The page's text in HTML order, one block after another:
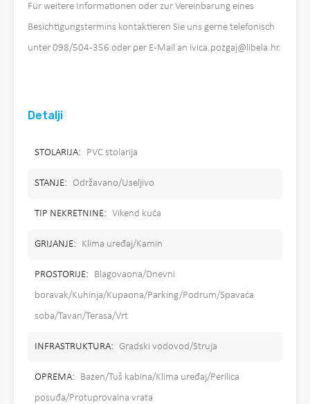
Für weitere Informationen oder zur Vereinbarung eines
Besichtigungstermins kontaktieren Sie uns gerne telefonisch
unter 098/504-356 oder per E-Mail an ivica.pozgaj@libela.hr.
Detalji
STOLARIJA: PVC stolarija
STANJE: Održavano/Useljivo
TIP NEKRETNINE: Vikend kuća
GRIJANJE: Klima uređaj/Kamin
PROSTORIJE:
Blagovaona/Dnevni
boravak/Kuhinja/Kupaona/Parking/Podrum/Spavaća
soba/Tavan/Terasa/Vrt
INFRASTRUKTURA: Gradski vodovod/Struja
OPREMA:
Bazen/Tuš kabina/Klima uređaj/Perilica
posuđa/Protuprovalna vrata